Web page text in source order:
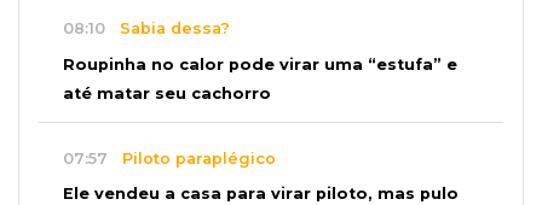
08:10 Sabia dessa?
Roupinha no calor pode virar uma “estufa” e
até matar seu cachorro
07:57 Piloto paraplégico
Ele vendeu a casa para virar piloto, mas pulo